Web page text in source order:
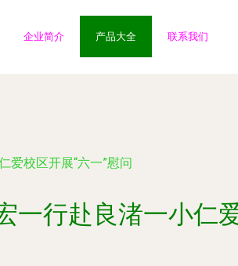
企业简介 产品大全 联系我们
校区开展“六一”慰问
行赴良渚一小仁